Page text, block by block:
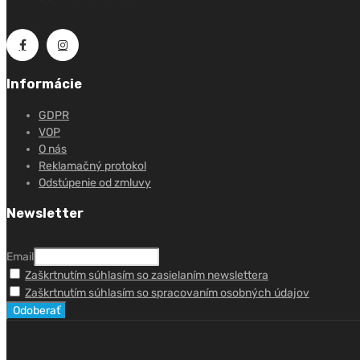
Informácie
GDPR
VOP
O nás
Reklamačný protokol
Odstúpenie od zmluvy
Newsletter
Email
Zaškrtnutím súhlasím so zasielaním newslettera
Zaškrtnutím súhlasím so spracovaním osobných údajov